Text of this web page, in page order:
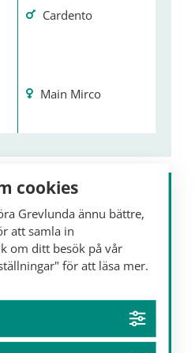
Cardento
Main Mirco
cookies
Grevlunda ännu bättre,
att samla in
om ditt besök på vår
för att läsa mer.